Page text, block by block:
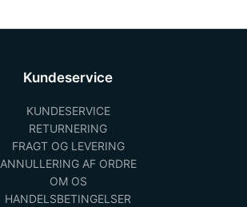
Kundeservice
KUNDESERVICE
RETURNERING
FRAGT OG LEVERING
ANNULLERING AF ORDRE
OM OS
HANDELSBETINGELSER